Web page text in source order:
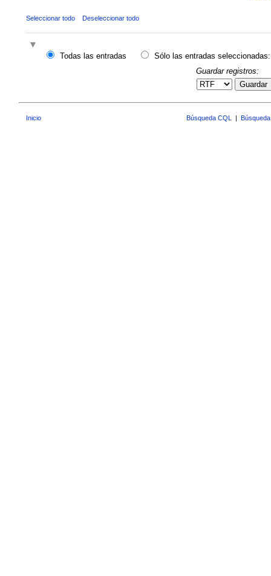
Seleccionar todo Deseleccionar todo
Todas las entradas
Sólo las entradas seleccionadas:
Guardar registros:
Guardar
Inicio Búsqueda CQL